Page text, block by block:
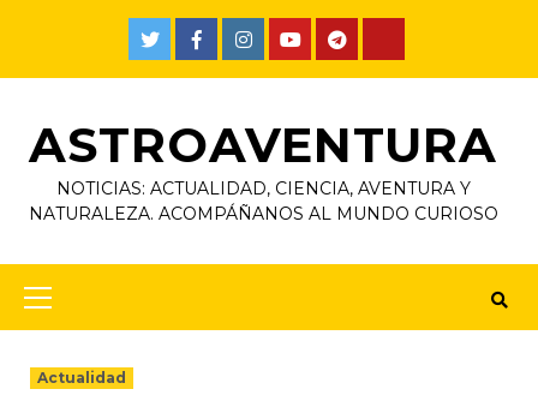
ASTROAVENTURA
NOTICIAS: ACTUALIDAD, CIENCIA, AVENTURA Y
NATURALEZA. ACOMPÁÑANOS AL MUNDO CURIOSO
Actualidad